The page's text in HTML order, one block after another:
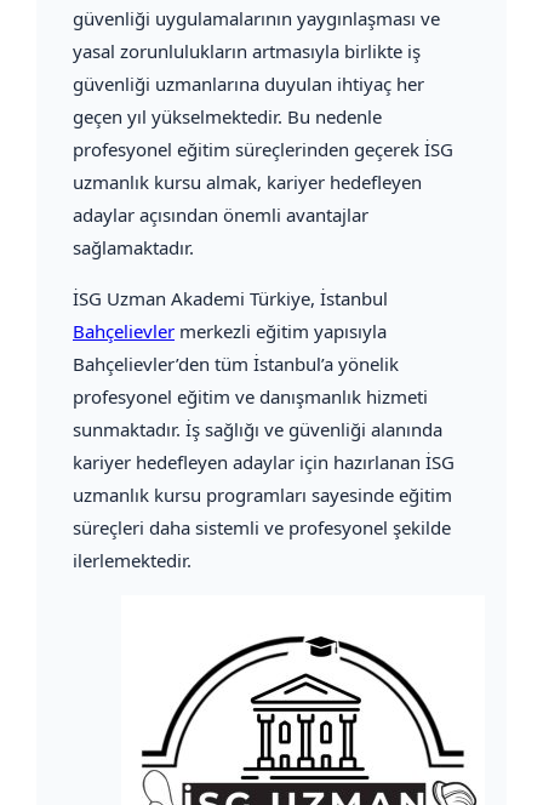
güvenliği uygulamalarının yaygınlaşması ve
yasal zorunlulukların artmasıyla birlikte iş
güvenliği uzmanlarına duyulan ihtiyaç her
geçen yıl yükselmektedir. Bu nedenle
profesyonel eğitim süreçlerinden geçerek İSG
uzmanlık kursu almak, kariyer hedefleyen
adaylar açısından önemli avantajlar
sağlamaktadır.
İSG Uzman Akademi Türkiye, İstanbul
Bahçelievler merkezli eğitim yapısıyla
Bahçelievler’den tüm İstanbul’a yönelik
profesyonel eğitim ve danışmanlık hizmeti
sunmaktadır. İş sağlığı ve güvenliği alanında
kariyer hedefleyen adaylar için hazırlanan İSG
uzmanlık kursu programları sayesinde eğitim
süreçleri daha sistemli ve profesyonel şekilde
ilerlemektedir.